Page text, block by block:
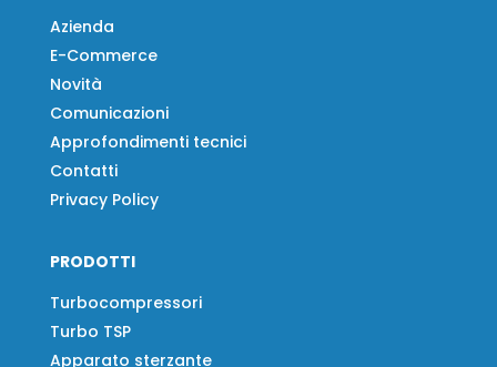
Azienda
E-Commerce
Novità
Comunicazioni
Approfondimenti tecnici
Contatti
Privacy Policy
PRODOTTI
Turbocompressori
Turbo TSP
Apparato sterzante